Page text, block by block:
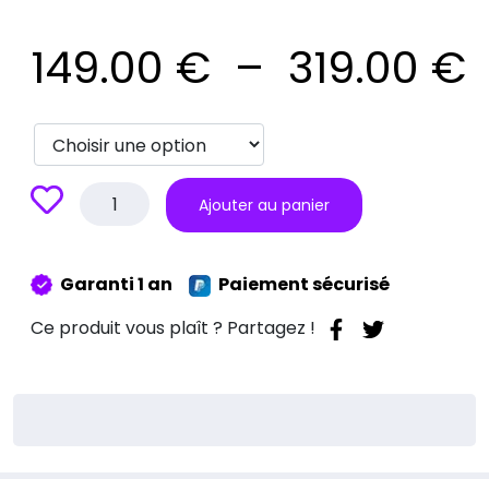
149.00 € – 319.00 €
quantité
Remplacement
SSD
disque
Ajouter au panier
Garanti 1 an
Paiement sécurisé
Ce produit vous plaît ? Partagez !